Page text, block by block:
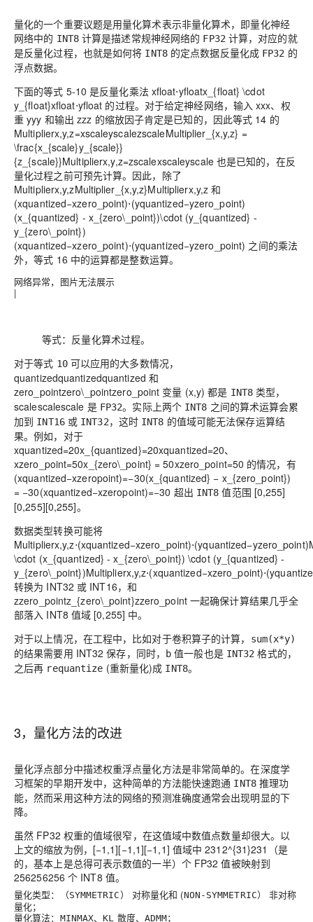
量化的一个重要议题是用量化算术表示非量化算术，即量化神经
网络中的 INT8计算是描述常规神经网络的 FP32计算，对应的就
是反量化过程，也就是如何将 INT8的定点数据反量化成 FP32 的
浮点数据。
下面的等式 5-10 是反量化乘法 xfloat⋅yfloatx_{float} \cdot
y_{float}xfloat⋅yfloat 的过程。对于给定神经网络，输入xxx、权
重yyy 和输出zzz 的缩放因子肯定是已知的，因此等式 14 的
Multiplierx,y,z=xscaleyscalezscaleMultiplier_{x,y,z} =
\frac{x_{scale}y_{scale}}
{z_{scale}}Multiplierx,y,z=zscalexscaleyscale也是已知的，在反
量化过程之前可预先计算。因此，除了
Multiplierx,y,zMultiplier_{x,y,z}Multiplierx,y,z 和
(xquantized−xzero_point)⋅(yquantized−yzero_point)
(x_{quantized} - x_{zero\_point})\cdot (y_{quantized} -
y_{zero\_point})
(xquantized−xzero point)⋅(yquantized−yzero point) 之间的乘法
外，等式 16 中的运算都是整数运算。
网络异常，图片无法展示
|
等式：反量化算术过程。
对于等式 10可以应用的大多数情况，
quantizedquantizedquantized 和
zero_pointzero\_pointzero point 变量 (x,y) 都是 INT8 类型，
scalescalescale 是 FP32。实际上两个 INT8 之间的算术运算会累
加到 INT16或 INT32，这时 INT8 的值域可能无法保存运算结
果。例如，对于
xquantized=20x_{quantized}=20xquantized=20、
xzero_point=50x_{zero\_point} = 50xzero _point=50 的情况，有
(xquantized−xzeropoint)=−30(x_{quantized} − x_{zero_point})
= −30(xquantized−xzeropoint)=−30 超出 INT8 值范围 [0,255]
[0,255][0,255]。
数据类型转换可能将
\cdot (x_{quantized} - x_{zero\_point}) \cdot (y_{quantized} -
y_{zero\_point})Multiplierx,y,z⋅(xquantized−xzero _point)⋅(yquantize
转换为 INT32 或 INT16，和
zzero_pointz_{zero\_point}zzero _point一起确保计算结果几乎全
部落入 INT8 值域 [0,255] 中。
对于以上情况，在工程中，比如对于卷积算子的计算，
sum(x*y)
的结果需要用 INT32 保存，同时， b 值一般也是 INT32 格式的，
之后再 requantize (重新量化)成 INT8。
3，量化方法的改进
量化浮点部分中描述权重浮点量化方法是非常简单的。在深度学
习框架的早期开发中，这种简单的方法能快速跑通 INT8推理功
能，然而采用这种方法的网络的预测准确度通常会出现明显的下
降。
虽然 FP32 权重的值域很窄，在这值域中数值点数量却很大。以
上文的缩放为例， [−1,1][−1,1][−1 ,1] 值域中2312^{31}231
（是
的，基本上是总得可表示数值的一半）个 FP32 值被映射到
256256256 个 INT8 值。
量化类型：（SYMMETRIC） 对称量化和 (NON-SYMMETRIC） 非对称
量化；
量化算法：
MINMAX、KL 散度、 ADMM；